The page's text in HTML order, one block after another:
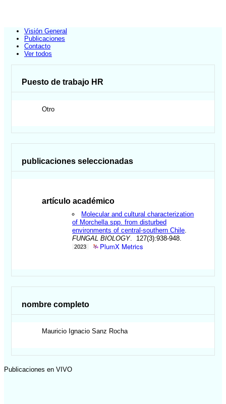
Visión General
Publicaciones
Contacto
Ver todos
Puesto de trabajo HR
Otro
publicaciones seleccionadas
artículo académico
Molecular and cultural characterization
of Morchella spp. from disturbed
environments of central-southern Chile
FUNGAL BIOLOGY. 127(3):938-948.
2023 PlumX Metrics
nombre completo
Mauricio Ignacio Sanz Rocha
Publicaciones en VIVO